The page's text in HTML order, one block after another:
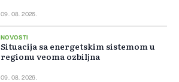
09. 08. 2026.
NOVOSTI
Situacija sa energetskim sistemom u
regionu veoma ozbiljna
09. 08. 2026.